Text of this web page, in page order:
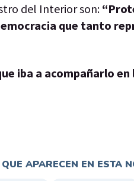
del Interior son:
que tanto
iba a acompañarlo
APARECEN EN ESTA